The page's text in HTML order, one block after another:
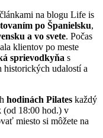
na blogu Life is
po Španielsku,
a vo svete. Počas
klientov po meste
sprievodkyňa s
historických udalostí a
hodinách Pilates každý
(od 18:00 hod.) v
miesto si môžete na